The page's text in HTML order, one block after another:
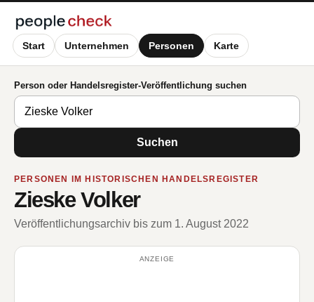
Start Unternehmen Personen Karte
Person oder Handelsregister-Veröffentlichung suchen
Suchen
PERSONEN IM HISTORISCHEN HANDELSREGISTER
Zieske Volker
Veröffentlichungsarchiv bis zum 1. August 2022
ANZEIGE